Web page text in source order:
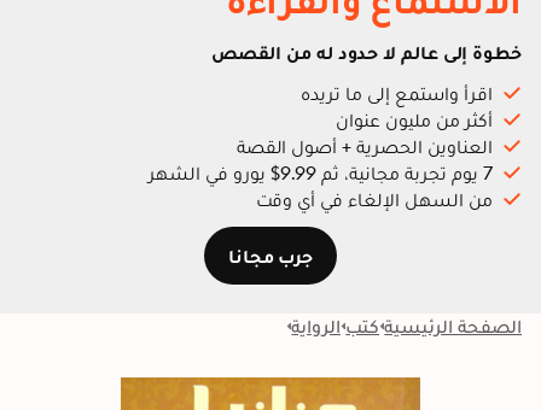
خطوة إلى عالم لا حدود له من القصص
اقرأ واستمع إلى ما تريده
أكثر من مليون عنوان
العناوين الحصرية + أصول القصة
7 يوم تجربة مجانية، ثم 9.99$ يورو في الشهر
من السهل الإلغاء في أي وقت
جرب مجانا
الصفحة الرئيسية كتب الرواية